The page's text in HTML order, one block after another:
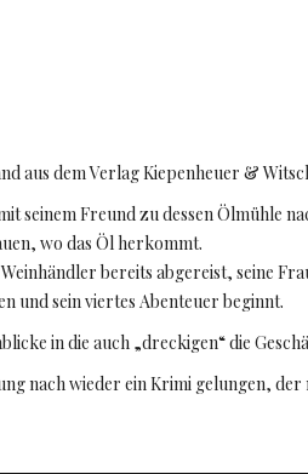
aus dem Verlag Kiepenheuer &
seinem Freund zu dessen Ölmühle
wo das Öl herkommt.
bereits abgereist, seine
und sein viertes Abenteuer beginnt.
in die auch „dreckigen“ die
nach wieder ein Krimi gelungen,